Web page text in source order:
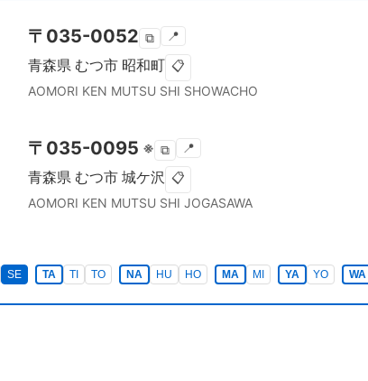
〒 035-0052 ⧉ 📍
青森県 むつ市 昭和町 📋
AOMORI KEN MUTSU SHI SHOWACHO
〒 035-0095 ※ ⧉ 📍
青森県 むつ市 城ケ沢 📋
AOMORI KEN MUTSU SHI JOGASAWA
SE TA TI TO NA HU HO MA MI YA YO WA